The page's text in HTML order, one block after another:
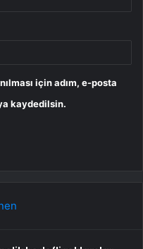
için adım, e-posta
kaydedilsin.